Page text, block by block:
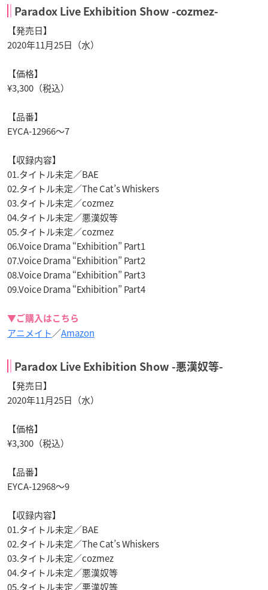
Paradox Live Exhibition Show -cozmez-
【発売日】
2020年11月25日（水）
【価格】
¥3,300（税込）
【品番】
EYCA-12966～7
【収録内容】
01.タイトル未定／BAE
02.タイトル未定／The Cat’s Whiskers
03.タイトル未定／cozmez
04.タイトル未定／悪漢奴等
05.タイトル未定／cozmez
06.Voice Drama “Exhibition” Part1
07.Voice Drama “Exhibition” Part2
08.Voice Drama “Exhibition” Part3
09.Voice Drama “Exhibition” Part4
▼ご購入はこちら
アニメイト／Amazon
Paradox Live Exhibition Show -悪漢奴等-
【発売日】
2020年11月25日（水）
【価格】
¥3,300（税込）
【品番】
EYCA-12968～9
【収録内容】
01.タイトル未定／BAE
02.タイトル未定／The Cat’s Whiskers
03.タイトル未定／cozmez
04.タイトル未定／悪漢奴等
05.タイトル未定／悪漢奴等